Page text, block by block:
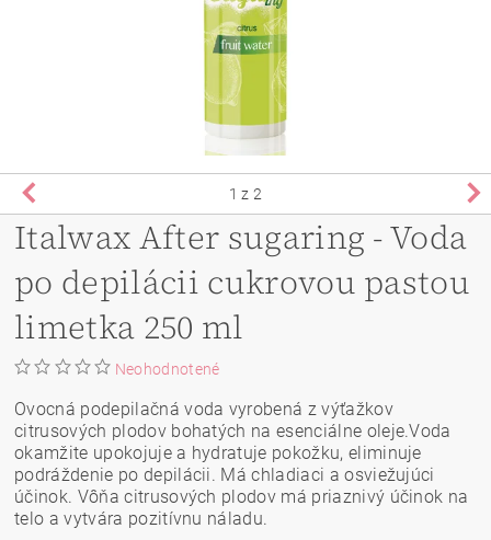
1 z 2
Italwax After sugaring - Voda
po depilácii cukrovou pastou
limetka 250 ml
Neohodnotené
Ovocná podepilačná voda vyrobená z výťažkov
citrusových plodov bohatých na esenciálne oleje.Voda
okamžite upokojuje a hydratuje pokožku, eliminuje
podráždenie po depilácii. Má chladiaci a osviežujúci
účinok. Vôňa citrusových plodov má priaznivý účinok na
telo a vytvára pozitívnu náladu.